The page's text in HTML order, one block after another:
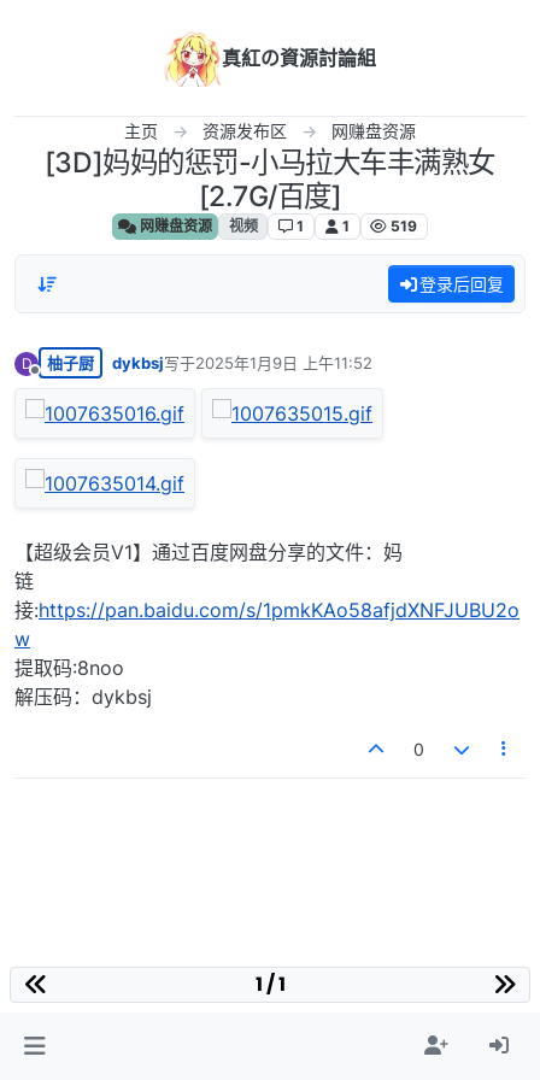
真紅の資源討論組
主页 资源发布区 网赚盘资源
[3D]妈妈的惩罚-小马拉大车丰满熟女
[2.7G/百度]
网赚盘资源 视频 1 1 519
登录后回复
D
离线
柚子厨 dykbsj写于2025年1月9日 上午11:52
最后由 编辑
【超级会员V1】通过百度网盘分享的文件：妈
链
接:https://pan.baidu.com/s/1pmkKAo58afjdXNFJUBU2o
w
提取码:8noo
解压码：dykbsj
0
1 / 1